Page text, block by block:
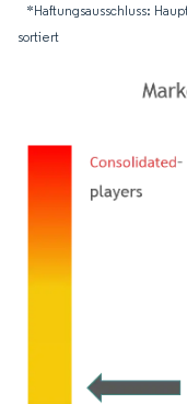
*Haftungsausschluss:
sortiert